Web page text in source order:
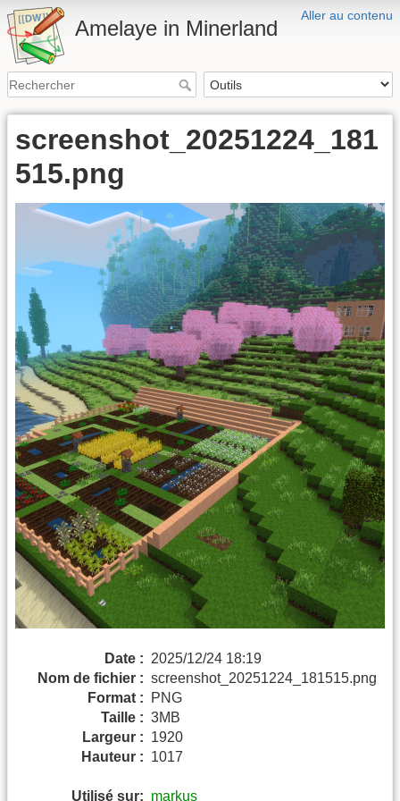
Aller au contenu
Amelaye in Minerland
screenshot_20251224_181
515.png
Date : 2025/12/24 18:19
Nom de fichier : screenshot_20251224_181515.png
Format :
PNG
Taille : 3MB
Largeur : 1920
Hauteur : 1017
Utilisé sur: markus